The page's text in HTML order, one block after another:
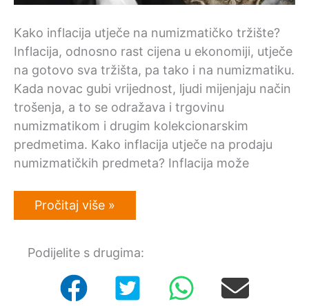
Kako inflacija utječe na numizmatičko tržište?
Inflacija, odnosno rast cijena u ekonomiji, utječe
na gotovo sva tržišta, pa tako i na numizmatiku.
Kada novac gubi vrijednost, ljudi mijenjaju način
trošenja, a to se odražava i trgovinu
numizmatikom i drugim kolekcionarskim
predmetima. Kako inflacija utječe na prodaju
numizmatičkih predmeta? Inflacija može
Kako
inflacija
numizmatičko
Pročitaj više »
Podijelite s drugima: